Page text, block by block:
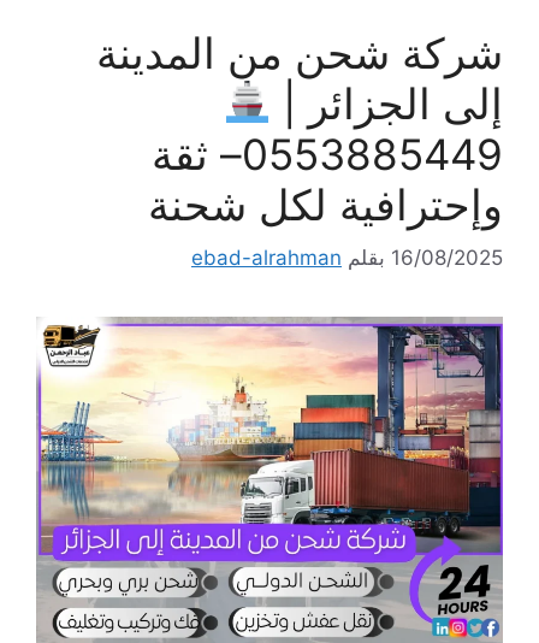
شركة شحن من المدينة
إلى الجزائر |
0553885449– ثقة
وإحترافية لكل شحنة
16/08/2025 بقلم ebad-alrahman